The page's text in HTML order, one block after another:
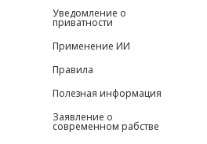
Уведомление о
приватности
Применение ИИ
Правила
Полезная информация
Заявление о
современном рабстве